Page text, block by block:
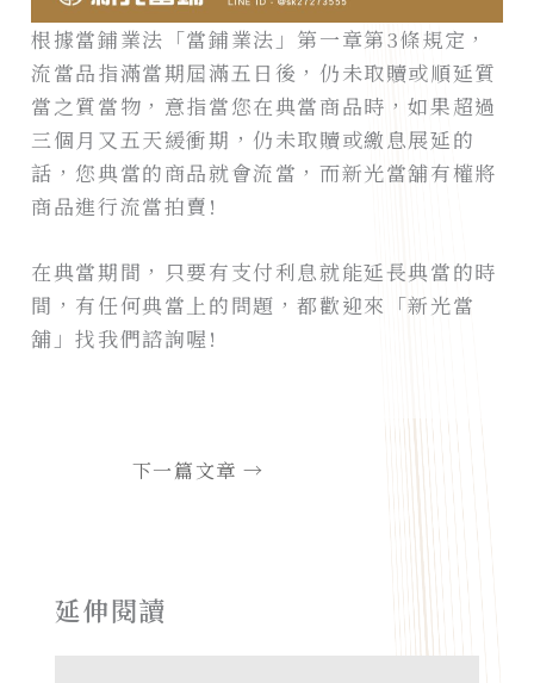
根據當鋪業法「當鋪業法」第一章第3條規定，
流當品指滿當期屆滿五日後，仍未取贖或順延質
當之質當物，意指當您在典當商品時，如果超過
三個月又五天緩衝期，仍未取贖或繳息展延的
話，您典當的商品就會流當，而新光當舖有權將
商品進行流當拍賣!
在典當期間，只要有支付利息就能延長典當的時
間，有任何典當上的問題，都歡迎來「新光當
舖」找我們諮詢喔!
下一篇文章→
延伸閱讀